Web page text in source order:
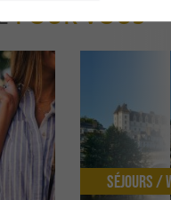
POUR VOUS
Séjours /